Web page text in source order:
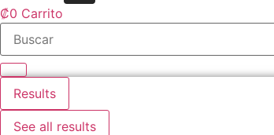
₡0 Carrito
Results
See all results